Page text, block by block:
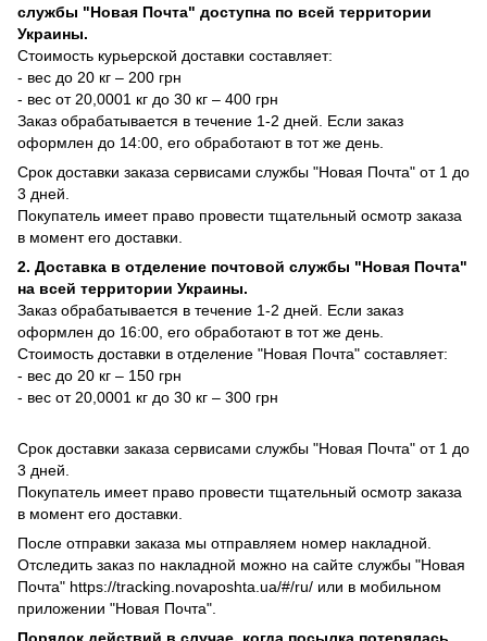
службы "Новая Почта" доступна по всей территории
Украины.
Стоимость курьерской доставки составляет:
- вес до 20 кг – 200 грн
- вес от 20,0001 кг до 30 кг – 400 грн
Заказ обрабатывается в течение 1-2 дней. Если заказ
оформлен до 14:00, его обработают в тот же день.
Срок доставки заказа сервисами службы "Новая Почта" от 1 до
3 дней.
Покупатель имеет право провести тщательный осмотр заказа
в момент его доставки.
2. Доставка в отделение почтовой службы "Новая Почта"
на всей территории Украины.
Заказ обрабатывается в течение 1-2 дней. Если заказ
оформлен до 16:00, его обработают в тот же день.
Стоимость доставки в отделение "Новая Почта" составляет:
- вес до 20 кг – 150 грн
- вес от 20,0001 кг до 30 кг – 300 грн
Срок доставки заказа сервисами службы "Новая Почта" от 1 до
3 дней.
Покупатель имеет право провести тщательный осмотр заказа
в момент его доставки.
После отправки заказа мы отправляем номер накладной.
Отследить заказ по накладной можно на сайте службы "Новая
Почта" https://tracking.novaposhta.ua/#/ru/ или в мобильном
приложении "Новая Почта".
Порядок действий в случае, когда посылка потерялась